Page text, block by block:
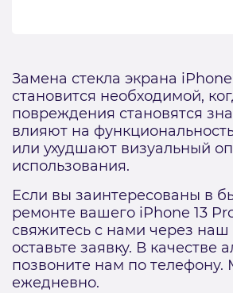
Замена стекла экрана iPhone
становится необходимой,
повреждения становятся
влияют на
или ухудшают визуальный
использования.
Если вы заинтересованы в
ремонте вашего iPhone 13
свяжитесь с нами через наш
оставьте заявку. В качестве
позвоните нам по
ежедневно.